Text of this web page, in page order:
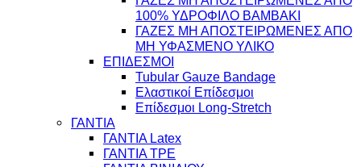
100% ΥΔΡΟΦΙΛΟ ΒΑΜΒΑΚΙ
ΓΑΖΕΣ ΜΗ ΑΠΟΣΤΕΙΡΩΜΕΝΕΣ ΑΠΟ
ΜΗ ΥΦΑΣΜΕΝΟ ΥΛΙΚΟ
ΕΠΙΔΕΣΜΟΙ
Tubular Gauze Bandage
Ελαστικοί Επίδεσμοι
Επίδεσμοι Long-Stretch
ΓΑΝΤΙΑ
ΓΑΝΤΙΑ Latex
ΓΑΝΤΙΑ TPE